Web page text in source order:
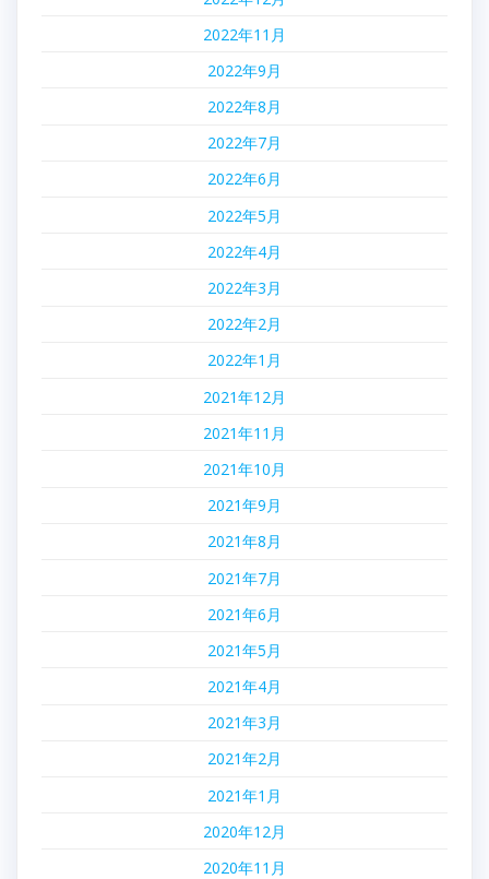
2022年11月
2022年9月
2022年8月
2022年7月
2022年6月
2022年5月
2022年4月
2022年3月
2022年2月
2022年1月
2021年12月
2021年11月
2021年10月
2021年9月
2021年8月
2021年7月
2021年6月
2021年5月
2021年4月
2021年3月
2021年2月
2021年1月
2020年12月
2020年11月